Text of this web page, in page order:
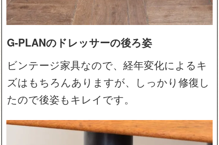
G-PLANのドレッサーの後ろ姿
ビンテージ家具なので、経年変化によるキ
ズはもちろんありますが、しっかり修復し
たので後姿もキレイです。